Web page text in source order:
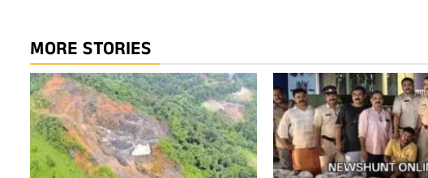
MORE STORIES